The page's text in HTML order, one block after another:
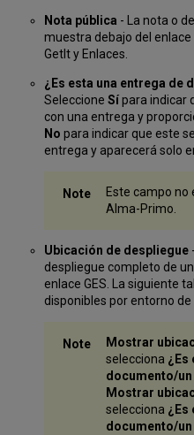
Nota pública - La nota o
muestra debajo del enlace
GetIt y Enlaces.
¿Es esta una entrega de
Seleccione Sípara indicar
con una entrega y
No para indicar que este
entrega y aparecerá solo
Este campo no
Alma-Primo.
Ubicación de despliegue
despliegue completo de
enlace GES. La siguiente
disponibles por entorno de
Mostrar
selecciona ¿Es
documento/
Mostrar
selecciona ¿Es
documento/